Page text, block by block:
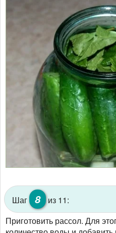
Шаг 8
из 11:
Приготовить рассол. Для